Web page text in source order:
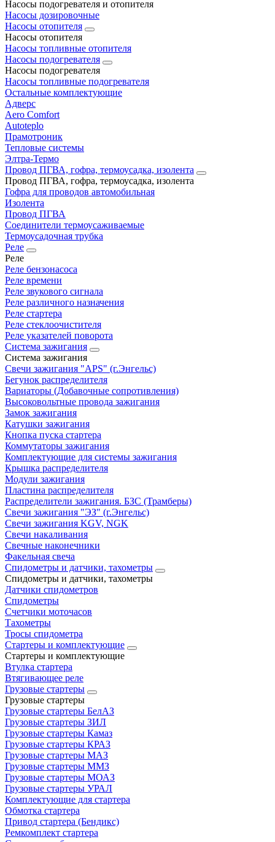
Насосы подогревателя и отопителя
Насосы дозировочные
Насосы отопителя
Насосы отопителя
Насосы топливные отопителя
Насосы подогревателя
Насосы подогревателя
Насосы топливные подогревателя
Остальные комплектующие
Адверс
Aero Comfort
Autoteplo
Прамотроник
Тепловые системы
Элтра-Термо
Провод ПГВА, гофра, термоусадка, изолента
Провод ПГВА, гофра, термоусадка, изолента
Гофра для проводов автомобильная
Изолента
Провод ПГВА
Соединители термоусаживаемые
Термоусадочная трубка
Реле
Реле
Реле бензонасоса
Реле времени
Реле звукового сигнала
Реле различного назначения
Реле стартера
Реле стеклоочистителя
Реле указателей поворота
Система зажигания
Система зажигания
Свечи зажигания "APS" (г.Энгельс)
Бегунок распределителя
Вариаторы (Добавочные сопротивления)
Высоковольтные провода зажигания
Замок зажигания
Катушки зажигания
Кнопка пуска стартера
Коммутаторы зажигания
Комплектующие для системы зажигания
Крышка распределителя
Модули зажигания
Пластина распределителя
Распределители зажигания. БЗС (Трамберы)
Свечи зажигания "ЭЗ" (г.Энгельс)
Свечи зажигания KGV, NGK
Свечи накаливания
Свечные наконечники
Факельная свеча
Спидометры и датчики, тахометры
Спидометры и датчики, тахометры
Датчики спидометров
Спидометры
Счетчики моточасов
Тахометры
Тросы спидометра
Стартеры и комплектующие
Стартеры и комплектующие
Втулка стартера
Втягивающее реле
Грузовые стартеры
Грузовые стартеры
Грузовые стартеры БелАЗ
Грузовые стартеры ЗИЛ
Грузовые стартеры Камаз
Грузовые стартеры КРАЗ
Грузовые стартеры МАЗ
Грузовые стартеры ММЗ
Грузовые стартеры МОАЗ
Грузовые стартеры УРАЛ
Комплектующие для стартера
Обмотка стартера
Привод стартера (Бендикс)
Ремкомплект стартера